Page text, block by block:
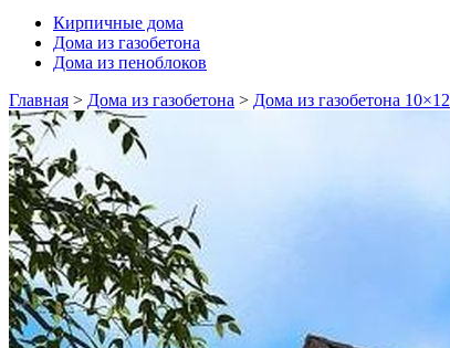
Кирпичные дома
Дома из газобетона
Дома из пеноблоков
Главная > Дома из газобетона > Дома из газобетона 10×12